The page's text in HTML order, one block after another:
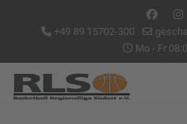
+49 89 15702-300
Mo - Fr